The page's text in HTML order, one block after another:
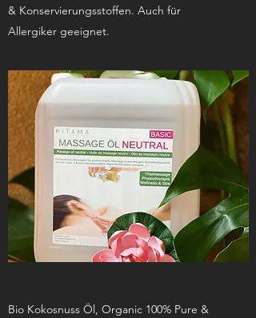
& Konservierungsstoffen. Auch für
Allergiker geeignet.
Bio Kokosnuss Öl, Organic 100% Pure &